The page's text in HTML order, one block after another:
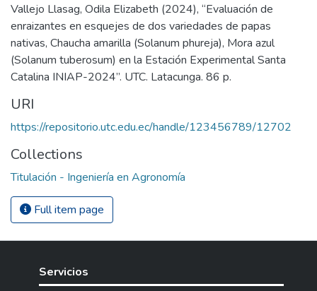
Vallejo Llasag, Odila Elizabeth (2024), “Evaluación de
enraizantes en esquejes de dos variedades de papas
nativas, Chaucha amarilla (Solanum phureja), Mora azul
(Solanum tuberosum) en la Estación Experimental Santa
Catalina INIAP-2024”. UTC. Latacunga. 86 p.
URI
https://repositorio.utc.edu.ec/handle/123456789/12702
Collections
Titulación - Ingeniería en Agronomía
Full item page
Servicios